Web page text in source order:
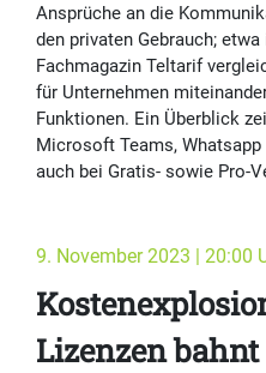
Ansprüche an die
den privaten Gebrauch;
Fachmagazin Teltarif
für Unter­nehmen
Funk­tionen. Ein Überblick
Microsoft Teams,
auch bei Gratis- sowie Pro-
9. November 2023 | 20:00
Lizenzen